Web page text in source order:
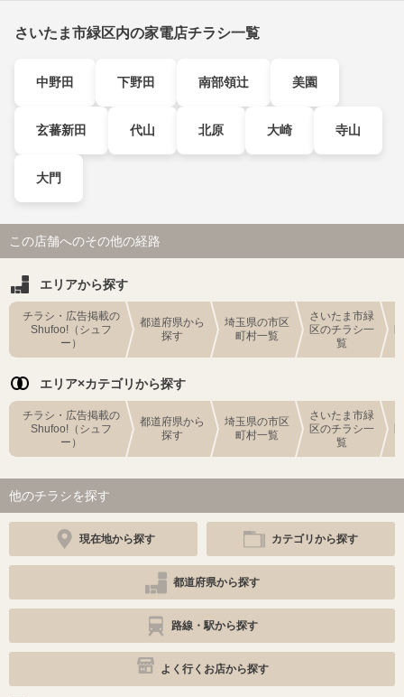
さいたま市緑区内の家電店チラシ一覧
中野田 下野田 南部領辻 美園
玄蕃新田 代山 北原 大崎 寺山
大門
この店舗へのその他の経路
エリアから探す
チラシ・広告掲載の
Shufoo!（シュフ
ー）
都道府県から
探す
埼玉県の市区
町村一覧
さいたま市緑
区のチラシ一
覧
エリア×カテゴリから探す
チラシ・広告掲載の
Shufoo!（シュフ
ー）
都道府県から
探す
埼玉県の市区
町村一覧
さいたま市緑
区のチラシ一
覧
他のチラシを探す
現在地から探す カテゴリから探す
都道府県から探す
路線・駅から探す
よく行くお店から探す